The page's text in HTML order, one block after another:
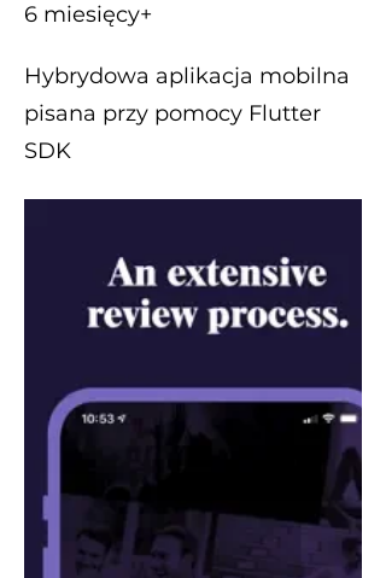
6 miesięcy+
Hybrydowa aplikacja mobilna
pisana przy pomocy Flutter
SDK